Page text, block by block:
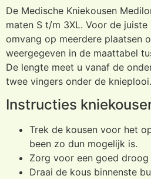
De Medische Kniekousen
maten S t/m 3XL. Voor de
omvang op meerdere plaatsen
weergegeven in de maattabel
De lengte meet u vanaf de
twee vingers onder de knieplooi.
Instructies
Trek de kousen voor het
been zo dun mogelijk is.
Zorg voor een goed droog
Draai de kous binnenste